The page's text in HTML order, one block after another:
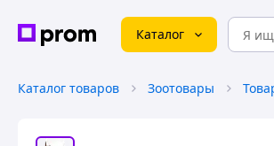
Каталог
Каталог товаров Зоотовары